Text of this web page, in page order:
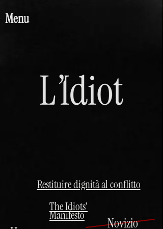
Menu
Restituire dignità al conflitto
Novizio
The Idiots'
Manifesto